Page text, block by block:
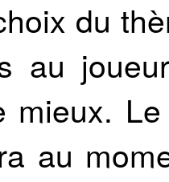
du
au
mieux.
au